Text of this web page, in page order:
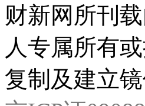
财新网所刊
人专属所有
复制及建立